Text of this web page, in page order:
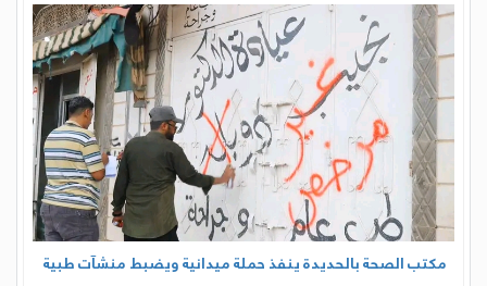
مكتب الصحة بالحديدة ينفذ حملة ميدانية ويضبط منشآت طبية